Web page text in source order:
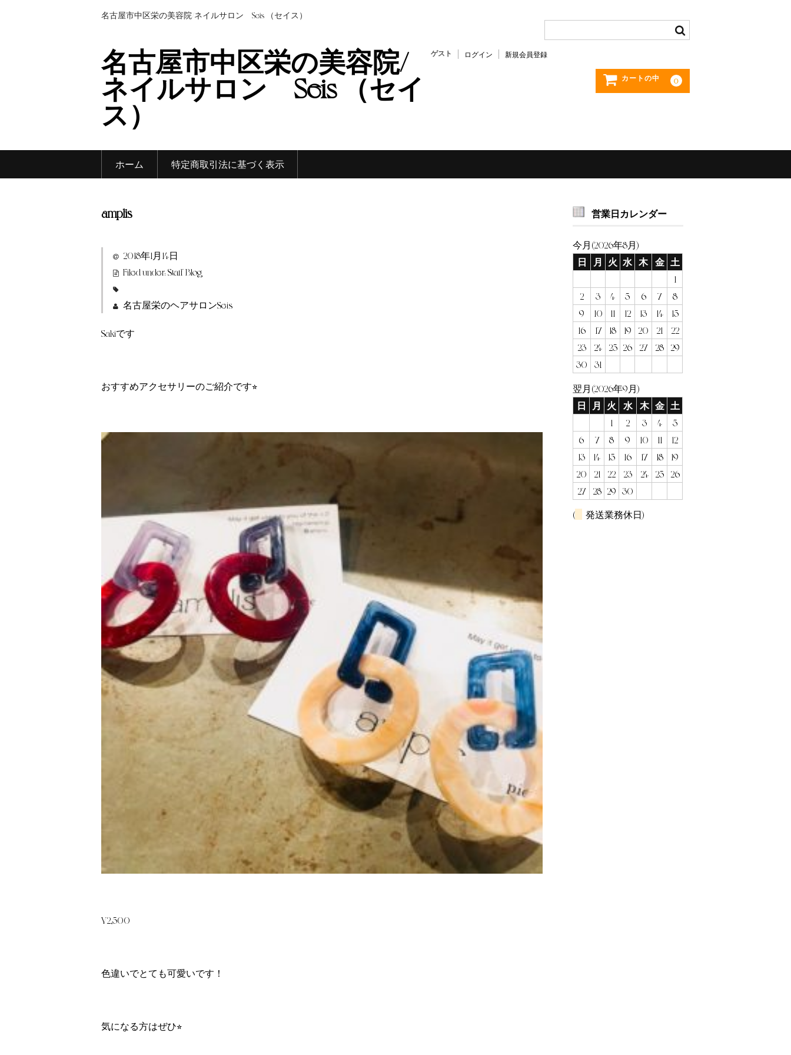
名古屋市中区栄の美容院/ネイルサロン Seis （セイス）
名古屋市中区栄の美容院/
ネイルサロン Seis （セイ
ス）
ゲスト ログイン 新規会員登録
カートの中 0
ホーム 特定商取引法に基づく表示
amplis
2018年1月14日
Filed under: Staff Blog
名古屋栄のヘアサロンSeis
Sakiです
おすすめアクセサリーのご紹介です⭐︎
¥2,500
色違いでとても可愛いです！
気になる方はぜひ⭐︎
営業日カレンダー
今月(2026年8月)
日
月 火 水 木 金 土
1
2
3 4 5 6 7
8
9
10 11 12 13 14
15
16
17 18 19 20 21
22
23
24 25 26 27 28
29
30
31
翌月(2026年9月)
日
月 火 水 木 金 土
1
2 3 4
5
6
7 8 9 10 11
12
13
14 15 16 17 18
19
20
21 22 23 24 25
26
27
28 29 30
( 発送業務休日)